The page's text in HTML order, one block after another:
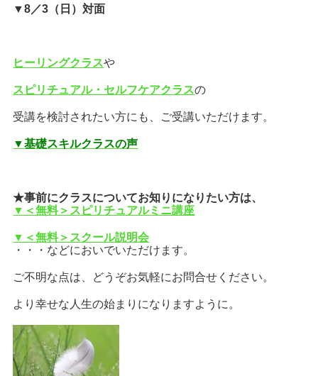
▼8／3（日）対面
ヒーリングクラスや
スピリチュアル・セルフケアクラスの
受講を検討されたい方にも、ご受講いただけます。
▼基礎スキルクラスの声
★事前にクラスについてお知りになりたい方は、
▼＜無料＞スピリチュアルミニ講座
▼＜無料＞スクール説明会
・・・などにおいでいただけます。
ご不明な点は、どうぞお気軽にお問合せください。
より幸せな人生の始まりになりますように。